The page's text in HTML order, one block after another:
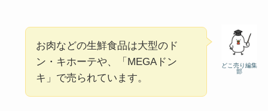
どこ売り編集
部
お肉などの生鮮食品は大型のド
ン・キホーテや、「MEGAドン
キ」で売られています。